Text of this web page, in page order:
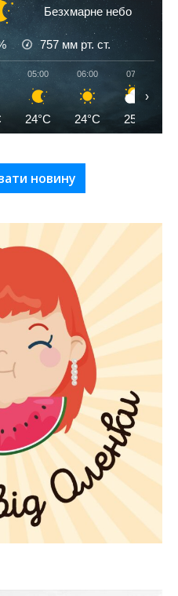
Безхмарне небо
757 мм рт. ст.
05:00
24°C
06:00
24°C
07:00
25°C
›
новину